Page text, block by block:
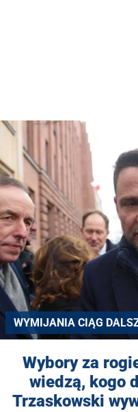
WYMIJANIA CIĄG
Wybory za
wiedzą, kogo
Trzaskowski